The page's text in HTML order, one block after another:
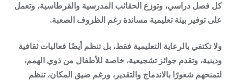
كل فصل دراسي، وتوزع الحقائب المدرسية والقرطاسية، وتعمل
على توفير بيئة تعليمية مساندة رغم الظروف الصعبة.
ولا تكتفي بالرعاية التعليمية فقط، بل تنظم أيضًا فعاليات ثقافية
ودينية، وتقدم جوائز تشجيعية، خاصة للأطفال من ذوي الهمم،
لتمنحهم شعورًا بالاندماج والتقدير، ورغم ضيق المكان، تنظم